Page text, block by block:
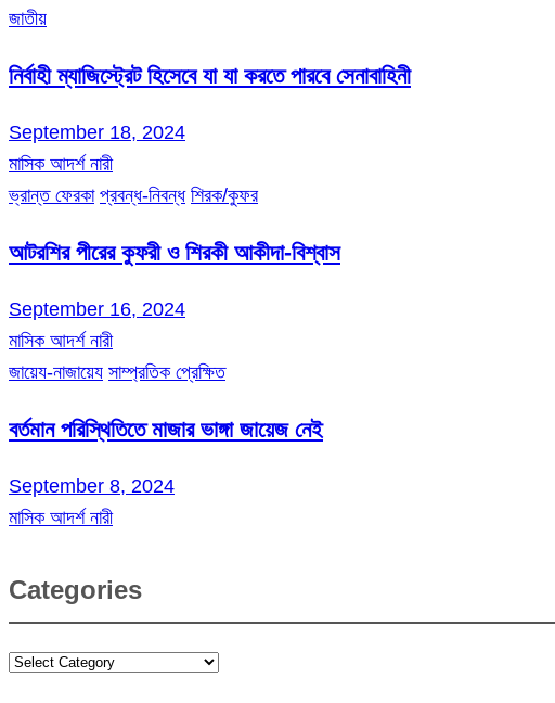
জাতীয়
নির্বাহী ম্যাজিস্ট্রেট হিসেবে যা যা করতে পারবে সেনাবাহিনী
September 18, 2024
মাসিক আদর্শ নারী
ভ্রান্ত ফেরকা প্রবন্ধ-নিবন্ধ শিরক/কুফর
আটরশির পীরের কুফরী ও শিরকী আকীদা-বিশ্বাস
September 16, 2024
মাসিক আদর্শ নারী
জায়েয-নাজায়েয সাম্প্রতিক প্রেক্ষিত
বর্তমান পরিস্থিতিতে মাজার ভাঙ্গা জায়েজ নেই
September 8, 2024
মাসিক আদর্শ নারী
Categories
Categories